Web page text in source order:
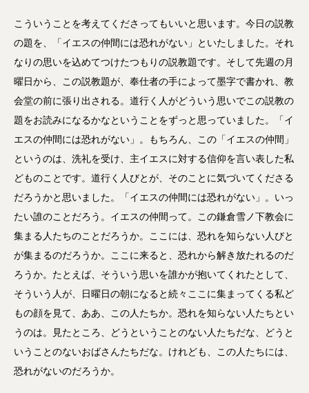
こういうことを考えてくださってもいいと思います。今日の説教
の題を、「イエスの仲間には恐れがない」といたしました。それ
なりの思いを込めてつけたつもりの説教題です。そして先週の月
曜日から、この説教題が、奉仕者の手によって墨字で書かれ、教
会堂の前に張り出される。道行く人がどういう思いでこの説教の
題をお読みになるかなということをずっと思っていました。「イ
エスの仲間には恐れがない」。もちろん、この「イエスの仲間」
というのは、洗礼を受け、主イエスに対する信仰を言い表した私
どものことです。道行く人びとが、そのことに気づいてくださる
だろうかと思いました。「イエスの仲間には恐れがない」。いっ
たい誰のことだろう。イエスの仲間って。この鎌倉雪ノ下教会に
集まる人たちのことだろうか。ここには、恐れを知らない人びと
が集まるのだろうか。ここに来ると、恐れから解き放たれるのだ
ろうか。たとえば、そういう思いを誰かが抱いてくれたとして、
そういう人が、日曜日の朝になると続々ここに集まってくる私ど
もの顔を見て、ああ、この人たちか。恐れを知らない人たちとい
うのは。見たところ、どうということのない人たちだな、どうと
いうことのないおばさんたちだな。けれども、この人たちには、
恐れがないのだろうか。